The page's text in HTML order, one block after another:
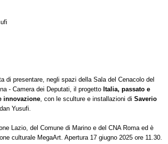
di presentare, negli spazi della Sala del Cenacolo del
- Camera dei Deputati, il progetto Italia, passato e
innovazione , con le sculture e installazioni di Saverio
Yusufi.
Lazio, del Comune di Marino e del CNA Roma ed è
culturale MegaArt. Apertura 17 giugno 2025 ore 11.30.